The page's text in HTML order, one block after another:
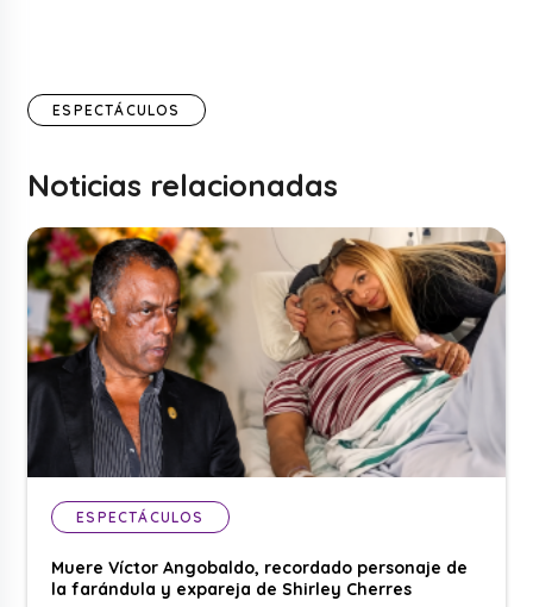
ESPECTÁCULOS
Noticias relacionadas
ESPECTÁCULOS
Muere Víctor Angobaldo, recordado personaje de
la farándula y expareja de Shirley Cherres